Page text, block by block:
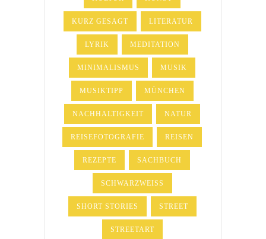
KURZ GESAGT LITERATUR
LYRIK MEDITATION
MINIMALISMUS MUSIK
MUSIKTIPP MÜNCHEN
NACHHALTIGKEIT NATUR
REISEFOTOGRAFIE REISEN
REZEPTE SACHBUCH
SCHWARZWEISS
SHORT STORIES STREET
STREETART